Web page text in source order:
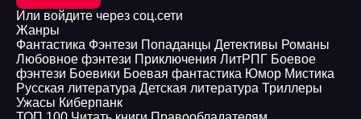
Или войдите через соц.сети
Жанры
Фантастика Фэнтези Попаданцы Детективы Романы
Любовное фэнтези Приключения ЛитРПГ Боевое
фэнтези Боевики Боевая фантастика Юмор Мистика
Русская литература Детская литература Триллеры
Ужасы Киберпанк